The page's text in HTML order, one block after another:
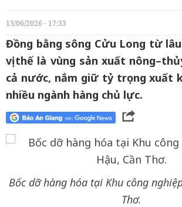
13/06/2026 - 17:33
Đồng bằng sông Cửu Long từ
vị thế là vùng sản xuất
cả nước, nắm giữ tỷ trọng xuất
nhiều ngành hàng chủ lực.
Bốc dỡ hàng hóa tại Khu công
Thơ.